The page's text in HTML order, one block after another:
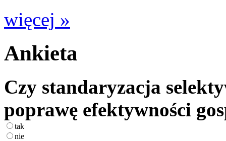
więcej »
Ankieta
Czy standaryzacja
poprawę efektywności
tak
nie